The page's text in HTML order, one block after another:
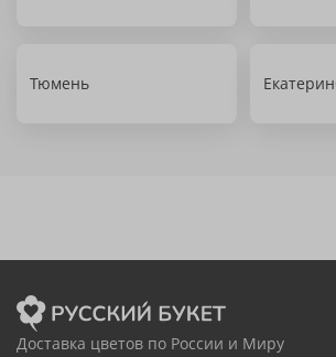
Тюмень
Доставка цветов по России и Миру